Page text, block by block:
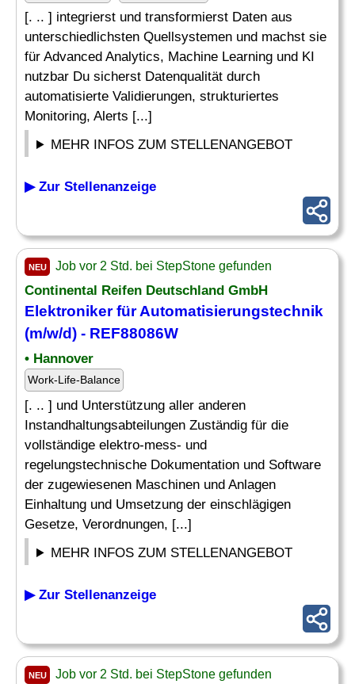
[. .. ] integrierst und transformierst Daten aus
unterschiedlichsten Quellsystemen und machst sie
für Advanced Analytics, Machine Learning und KI
nutzbar Du sicherst Datenqualität durch
automatisierte Validierungen, strukturiertes
Monitoring, Alerts [...]
MEHR INFOS ZUM STELLENANGEBOT
▶ Zur Stellenanzeige
NEU Job vor 2 Std. bei StepStone gefunden
Continental Reifen Deutschland GmbH
Elektroniker für Automatisierungstechnik
(m/w/d) - REF88086W
• Hannover
Work-Life-Balance
[. .. ] und Unterstützung aller anderen
Instandhaltungsabteilungen Zuständig für die
vollständige elektro-mess- und
regelungstechnische Dokumentation und Software
der zugewiesenen Maschinen und Anlagen
Einhaltung und Umsetzung der einschlägigen
Gesetze, Verordnungen, [...]
MEHR INFOS ZUM STELLENANGEBOT
▶ Zur Stellenanzeige
NEU Job vor 2 Std. bei StepStone gefunden